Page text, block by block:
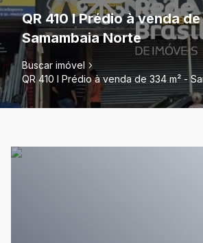
QR 410 I Prédio à venda
Samambaia Norte
Buscar imóvel
QR 410 I Prédio à venda de 334 m² -